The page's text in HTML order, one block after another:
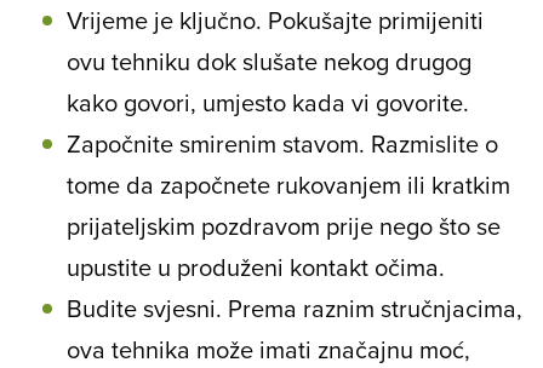
Vrijeme je ključno. Pokušajte primijeniti
ovu tehniku ​​dok slušate nekog drugog
kako govori, umjesto kada vi govorite.
Započnite smirenim stavom. Razmislite o
tome da započnete rukovanjem ili kratkim
prijateljskim pozdravom prije nego što se
upustite u produženi kontakt očima.
Budite svjesni. Prema raznim stručnjacima,
ova tehnika može imati značajnu moć,